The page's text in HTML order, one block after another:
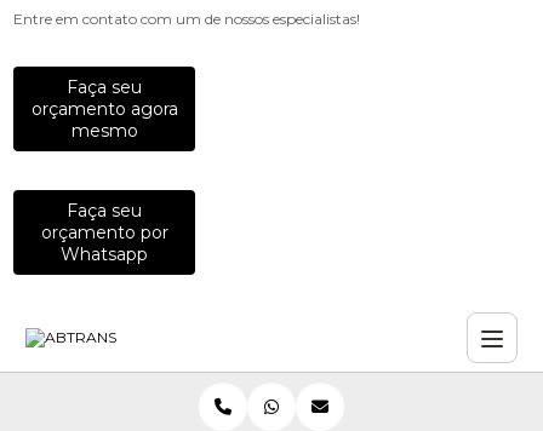
Entre em contato com um de nossos especialistas!
Faça seu
orçamento agora
mesmo
Faça seu
orçamento por
Whatsapp